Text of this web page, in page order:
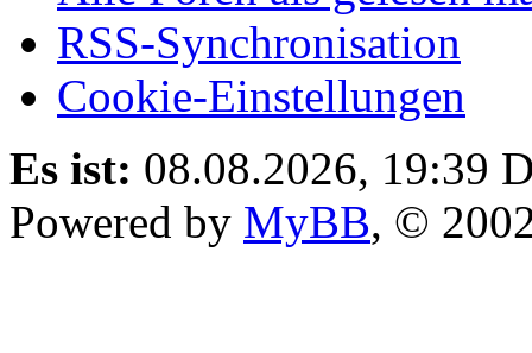
RSS-Synchronisation
Cookie-Einstellungen
Es ist: 08.08.2026, 19:39
Powered by MyBB, ©